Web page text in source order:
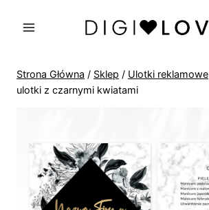
Strona Główna / Sklep / Ulotki reklamowe
ulotki z czarnymi kwiatami